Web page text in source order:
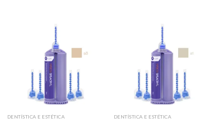
DENTÍSTICA E ESTÉTICA DENTÍSTICA E ESTÉTICA